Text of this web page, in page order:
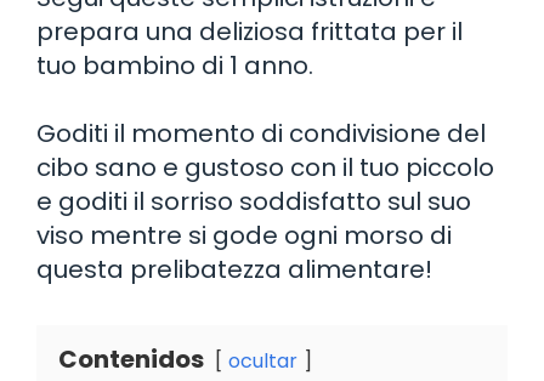
prepara una deliziosa frittata per il
tuo bambino di 1 anno.
Goditi il momento di condivisione del
cibo sano e gustoso con il tuo piccolo
e goditi il sorriso soddisfatto sul suo
viso mentre si gode ogni morso di
questa prelibatezza alimentare!
Contenidos ocultar